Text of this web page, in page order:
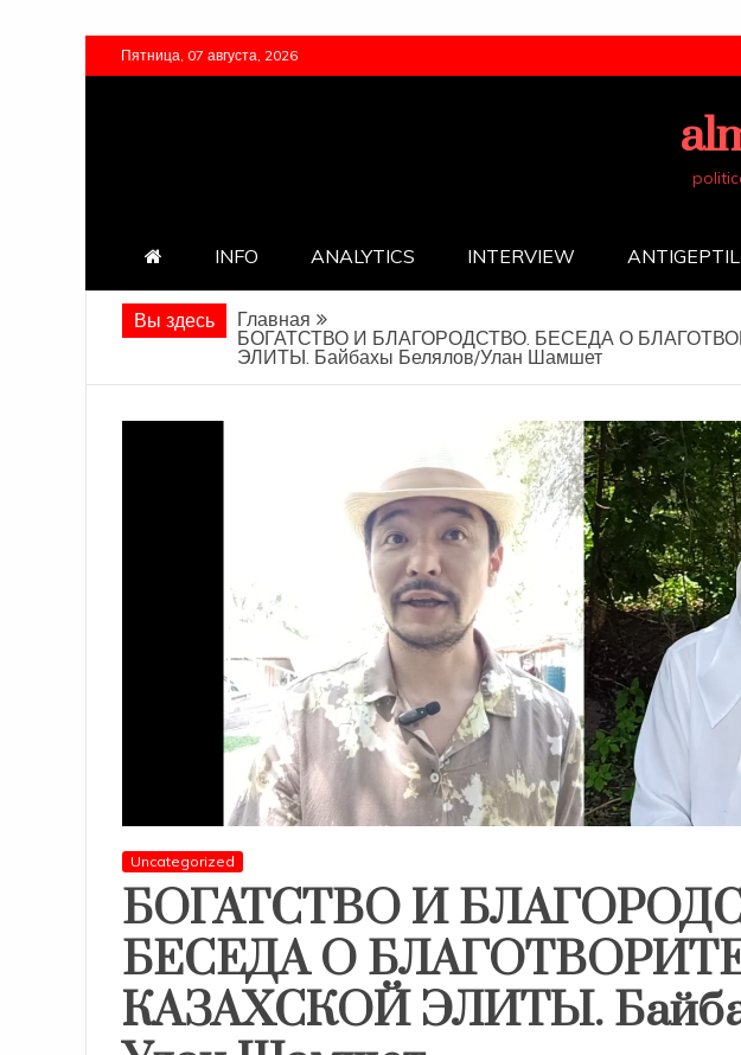
Перейти
к
Пятница, 07 августа, 2026
INFO ANALYTICS INTERVIEW ANTIGEPTIL
Вы здесь
Главная
БОГАТСТВО И БЛАГОРОДСТВО. БЕСЕДА О
ЭЛИТЫ. Байбахы Белялов/Улан Шамшет
Uncategorized
БОГАТСТВО И
БЕСЕДА О
КАЗАХСКОЙ ЭЛИТЫ.